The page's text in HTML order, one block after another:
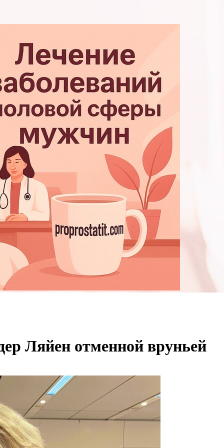
Ляйен отменной вруньей